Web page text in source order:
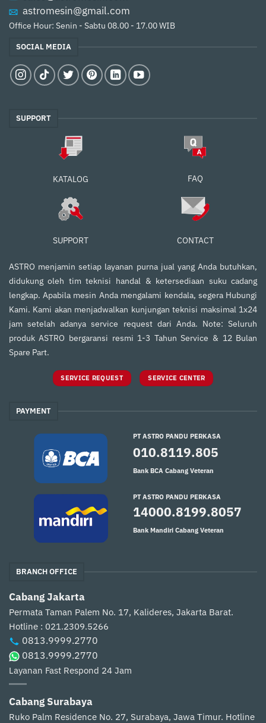
astromesin@gmail.com
Office Hour: Senin - Sabtu 08.00 - 17.00 WIB
SOCIAL MEDIA
SUPPORT
KATALOG FAQ
SUPPORT CONTACT
ASTRO menjamin setiap layanan purna jual yang Anda butuhkan,
didukung oleh tim teknisi handal & ketersediaan suku cadang
lengkap. Apabila mesin Anda mengalami kendala, segera Hubungi
Kami. Kami akan menjadwalkan kunjungan teknisi maksimal 1x24
jam setelah adanya service request dari Anda. Note: Seluruh
produk ASTRO bergaransi resmi 1-3 Tahun Service & 12 Bulan
Spare Part.
SERVICE REQUEST SERVICE CENTER
PAYMENT
PT ASTRO PANDU PERKASA
010.8119.805
Bank BCA Cabang Veteran
PT ASTRO PANDU PERKASA
14000.8199.8057
Bank Mandiri Cabang Veteran
BRANCH OFFICE
Cabang Jakarta
Permata Taman Palem No. 17, Kalideres, Jakarta Barat.
Hotline : 021.2309.5266
0813.9999.2770
0813.9999.2770
Layanan Fast Respond 24 Jam
Cabang Surabaya
Ruko Palm Residence No. 27, Surabaya, Jawa Timur. Hotline